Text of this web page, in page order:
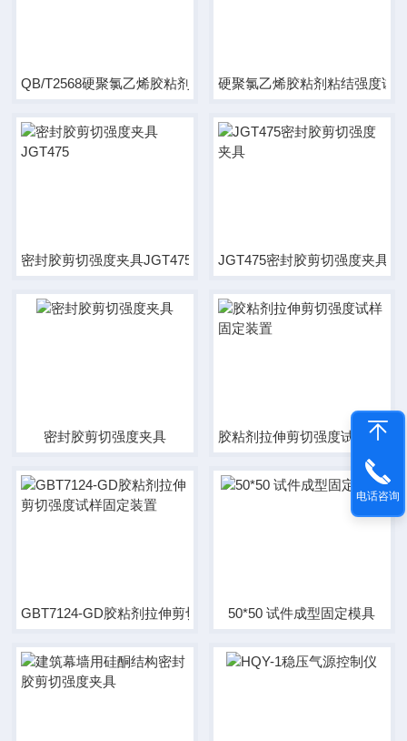
QB/T2568硬聚氯乙烯胶粘剂粘结强度试验夹具硬聚氯乙烯胶粘剂粘结强度试
密封胶剪切强度夹具JGT475 JGT475密封胶剪切强度夹具
密封胶剪切强度夹具 胶粘剂拉伸剪切强度试样固定
GBT7124-GD胶粘剂拉伸剪切强度试样固定装置
50*50 试件成型固定模具
电话咨询